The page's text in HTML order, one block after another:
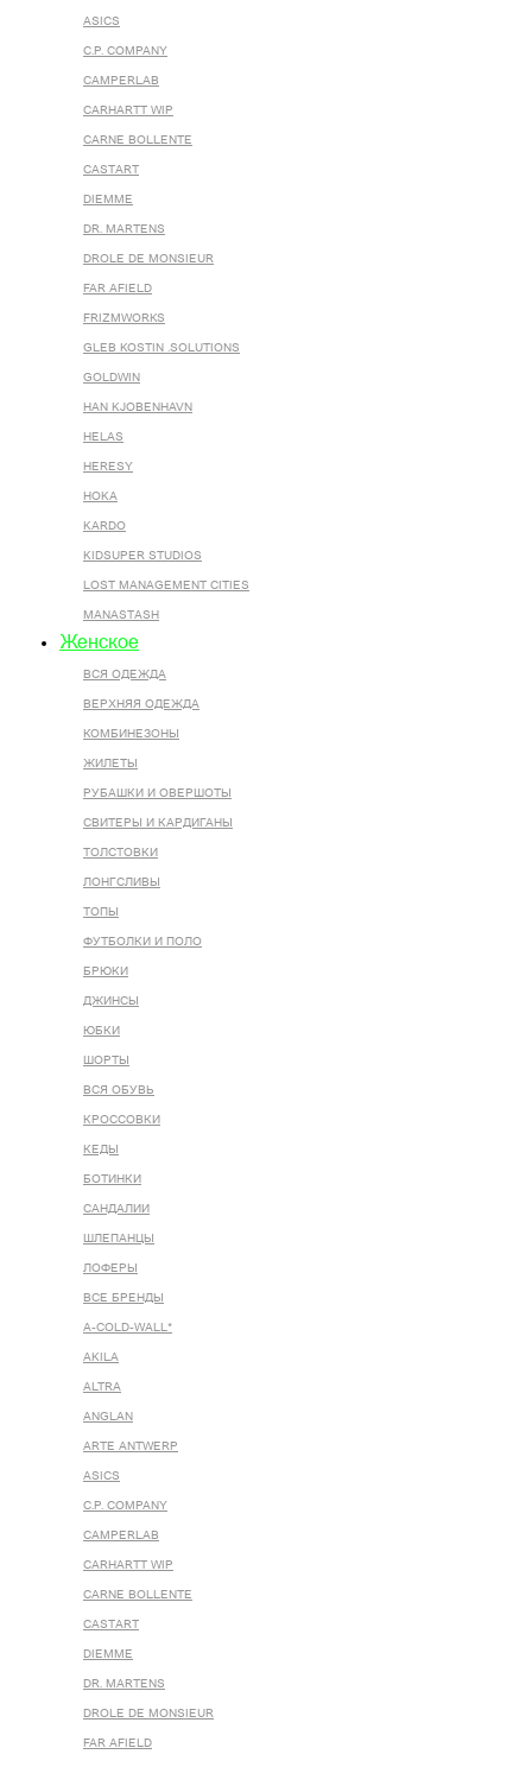
ASICS
C.P. COMPANY
CAMPERLAB
CARHARTT WIP
CARNE BOLLENTE
CASTART
DIEMME
DR. MARTENS
DROLE DE MONSIEUR
FAR AFIELD
FRIZMWORKS
GLEB KOSTIN .SOLUTIONS
GOLDWIN
HAN KJOBENHAVN
HELAS
HERESY
HOKA
KARDO
KIDSUPER STUDIOS
LOST MANAGEMENT CITIES
MANASTASH
Женское
ВСЯ ОДЕЖДА
ВЕРХНЯЯ ОДЕЖДА
КОМБИНЕЗОНЫ
ЖИЛЕТЫ
РУБАШКИ И ОВЕРШОТЫ
СВИТЕРЫ И КАРДИГАНЫ
ТОЛСТОВКИ
ЛОНГСЛИВЫ
ТОПЫ
ФУТБОЛКИ И ПОЛО
БРЮКИ
ДЖИНСЫ
ЮБКИ
ШОРТЫ
ВСЯ ОБУВЬ
КРОССОВКИ
КЕДЫ
БОТИНКИ
САНДАЛИИ
ШЛЕПАНЦЫ
ЛОФЕРЫ
ВСЕ БРЕНДЫ
A-COLD-WALL*
AKILA
ALTRA
ANGLAN
ARTE ANTWERP
ASICS
C.P. COMPANY
CAMPERLAB
CARHARTT WIP
CARNE BOLLENTE
CASTART
DIEMME
DR. MARTENS
DROLE DE MONSIEUR
FAR AFIELD